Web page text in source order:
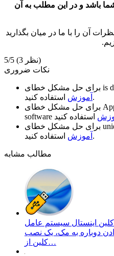
باشد و در این مطلب به آن
آن را با ما در میان بگذارید
5/5
(3 نظر)
نکات ضروری
is
آموزش استفاده کنید.
software
آموزش استفاده کنید.
مطالب مشابه
دوباره به مک، یک نصب
کلین از…